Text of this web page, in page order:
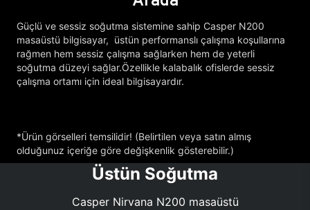
Güçlü ve sessiz soğutma sistemine sahip Casper N200
masaüstü bilgisayar, üstün performanslı çalışma koşullarına
rağmen hem sessiz çalışma sağlarken hem de yeterli
soğutma düzeyi sağlar.Özellikle kalabalık ofislerde sessiz
çalışma ortamı için ideal bilgisayardır.
*Ürün görselleri temsilidir! (Belirtilen veya satın almış
olduğunuz içeriğe göre değişkenlik gösterebilir.)
Üstün Soğutma
Casper Nirvana N200 masaüstü